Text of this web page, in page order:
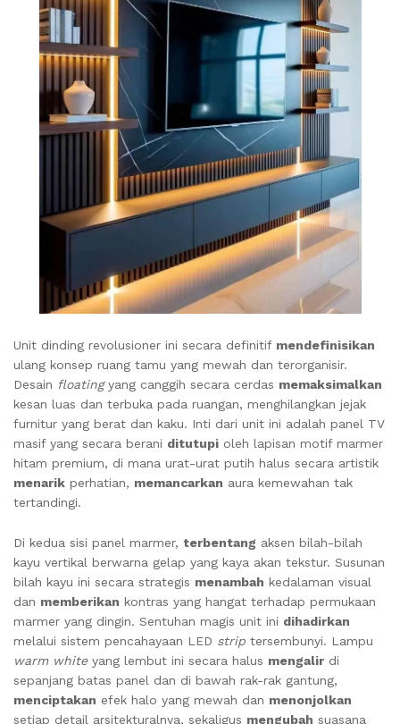
Unit dinding revolusioner ini secara definitif mendefinisikan
ulang konsep ruang tamu yang mewah dan terorganisir.
Desain floatingyang canggih secara cerdas memaksimalkan
kesan luas dan terbuka pada ruangan, menghilangkan jejak
furnitur yang berat dan kaku. Inti dari unit ini adalah panel TV
masif yang secara berani ditutupi oleh lapisan motif marmer
hitam premium, di mana urat-urat putih halus secara artistik
menarik perhatian, memancarkan aura kemewahan tak
tertandingi.
Di kedua sisi panel marmer, terbentang aksen bilah-bilah
kayu vertikal berwarna gelap yang kaya akan tekstur. Susunan
bilah kayu ini secara strategis menambah kedalaman visual
dan memberikan kontras yang hangat terhadap permukaan
marmer yang dingin. Sentuhan magis unit ini dihadirkan
melalui sistem pencahayaan LED strip tersembunyi. Lampu
warm whiteyang lembut ini secara halus mengalir di
sepanjang batas panel dan di bawah rak-rak gantung,
menciptakan efek halo yang mewah dan menonjolkan
setiap detail arsitekturalnya, sekaligus mengubah suasana